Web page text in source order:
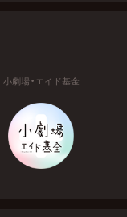
小劇場・エイド基金